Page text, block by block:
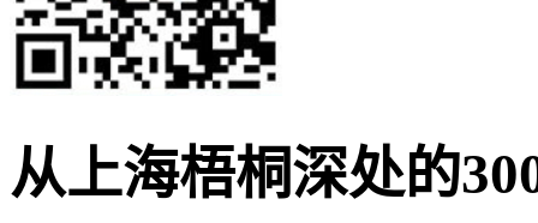
从上海梧桐深处的